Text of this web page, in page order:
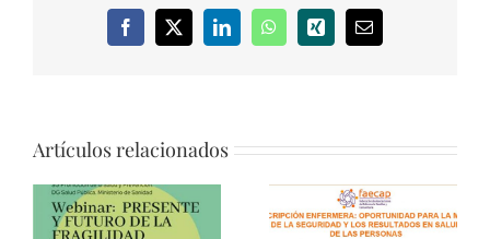
Facebook
X LinkedInWhatsApp
Xing
Correo
Artículos relacionados